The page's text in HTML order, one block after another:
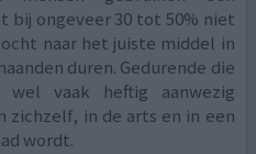
bij ongeveer 30 tot 50% niet
naar het juiste middel in
duren. Gedurende die
vaak heftig aanwezig
zichzelf, in de arts en in een
wordt.